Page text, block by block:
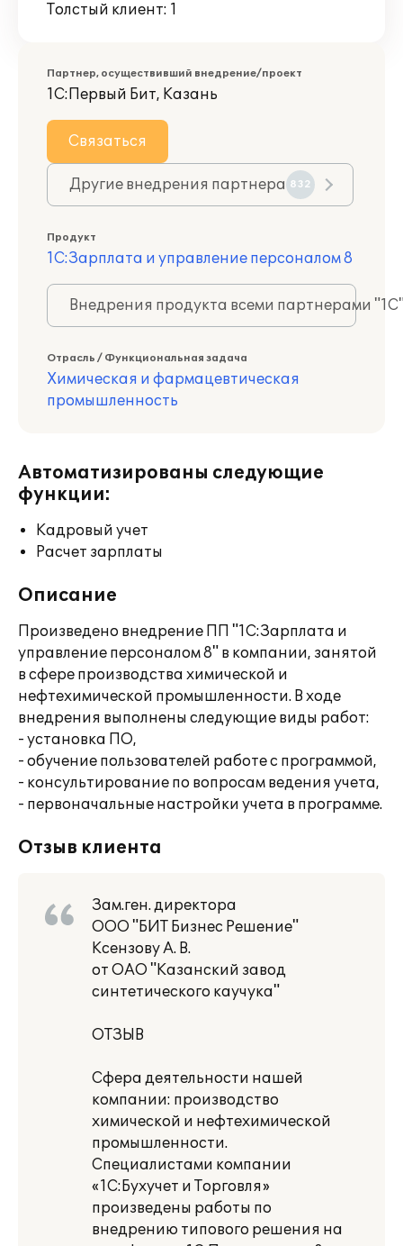
Толстый клиент: 1
Партнер, осуществивший внедрение/проект
1С:Первый Бит, Казань
Связаться
Другие внедрения партнера 832
Продукт
1С:Зарплата и управление персоналом 8
Внедрения продукта всеми партнерами
Отрасль / Функциональная задача
Химическая и фармацевтическая
промышленность
Автоматизированы следующие
функции:
Кадровый учет
Расчет зарплаты
Описание
Произведено внедрение ПП "1C:Зарплата и
управление персоналом 8" в компании, занятой
в сфере производства химической и
нефтехимической промышленности. В ходе
внедрения выполнены следующие виды работ:
- установка ПО,
- обучение пользователей работе с программой,
- консультирование по вопросам ведения учета,
- первоначальные настройки учета в программе.
Отзыв клиента
Зам.ген. директора
ООО "БИТ Бизнес Решение"
Ксензову А. В.
от ОАО "Казанский завод
синтетического каучука"
ОТЗЫВ
Сфера деятельности нашей
компании: производство
химической и нефтехимической
промышленности.
Специалистами компании
«1С:Бухучет и Торговля»
произведены работы по
внедрению типового решения на